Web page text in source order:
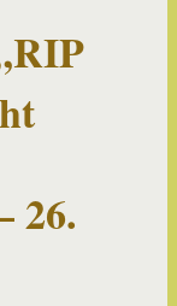
RIP
26.